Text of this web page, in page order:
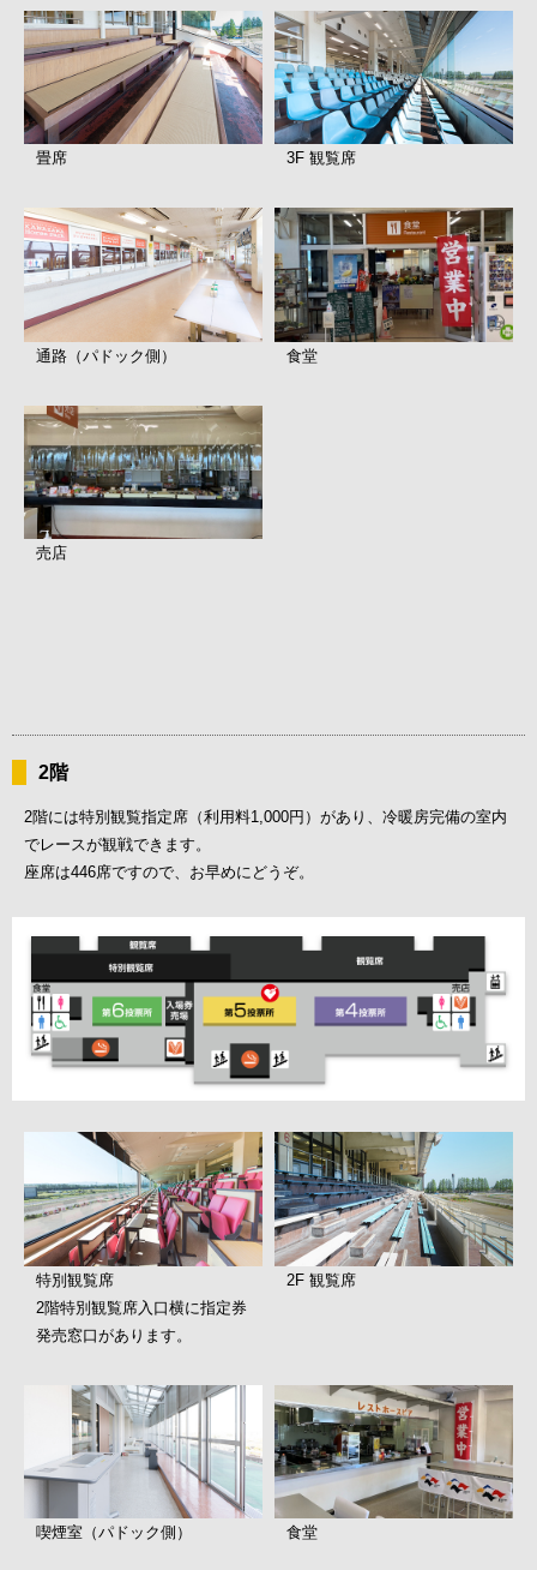
畳席 3F 観覧席
通路（パドック側） 食堂
売店
2階
2階には特別観覧指定席（利用料1,000円）があり、冷暖房完備の室内
でレースが観戦できます。
座席は446席ですので、お早めにどうぞ。
特別観覧席
2階特別観覧席入口横に指定券
発売窓口があります。
2F 観覧席
喫煙室（パドック側） 食堂